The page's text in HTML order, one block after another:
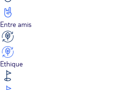
Entre amis
Ethique